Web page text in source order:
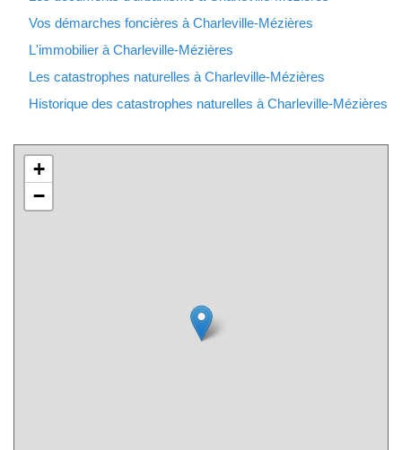
Vos démarches foncières à Charleville-Mézières
L'immobilier à Charleville-Mézières
Les catastrophes naturelles à Charleville-Mézières
Historique des catastrophes naturelles à Charleville-Mézières
+
−